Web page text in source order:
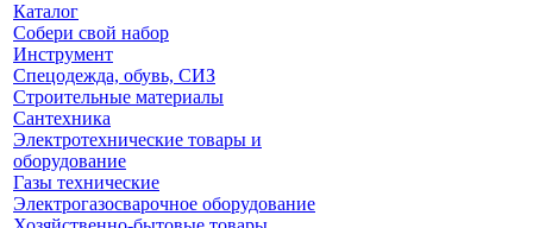
Каталог
Собери свой набор
Инструмент
Спецодежда, обувь, СИЗ
Строительные материалы
Сантехника
Электротехнические товары и
оборудование
Газы технические
Электрогазосварочное оборудование